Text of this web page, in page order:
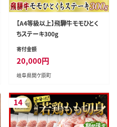
【A4等級以上】飛騨牛モモひとく
ちステーキ300g
寄付金額
20,000円
岐阜県関ケ原町
14